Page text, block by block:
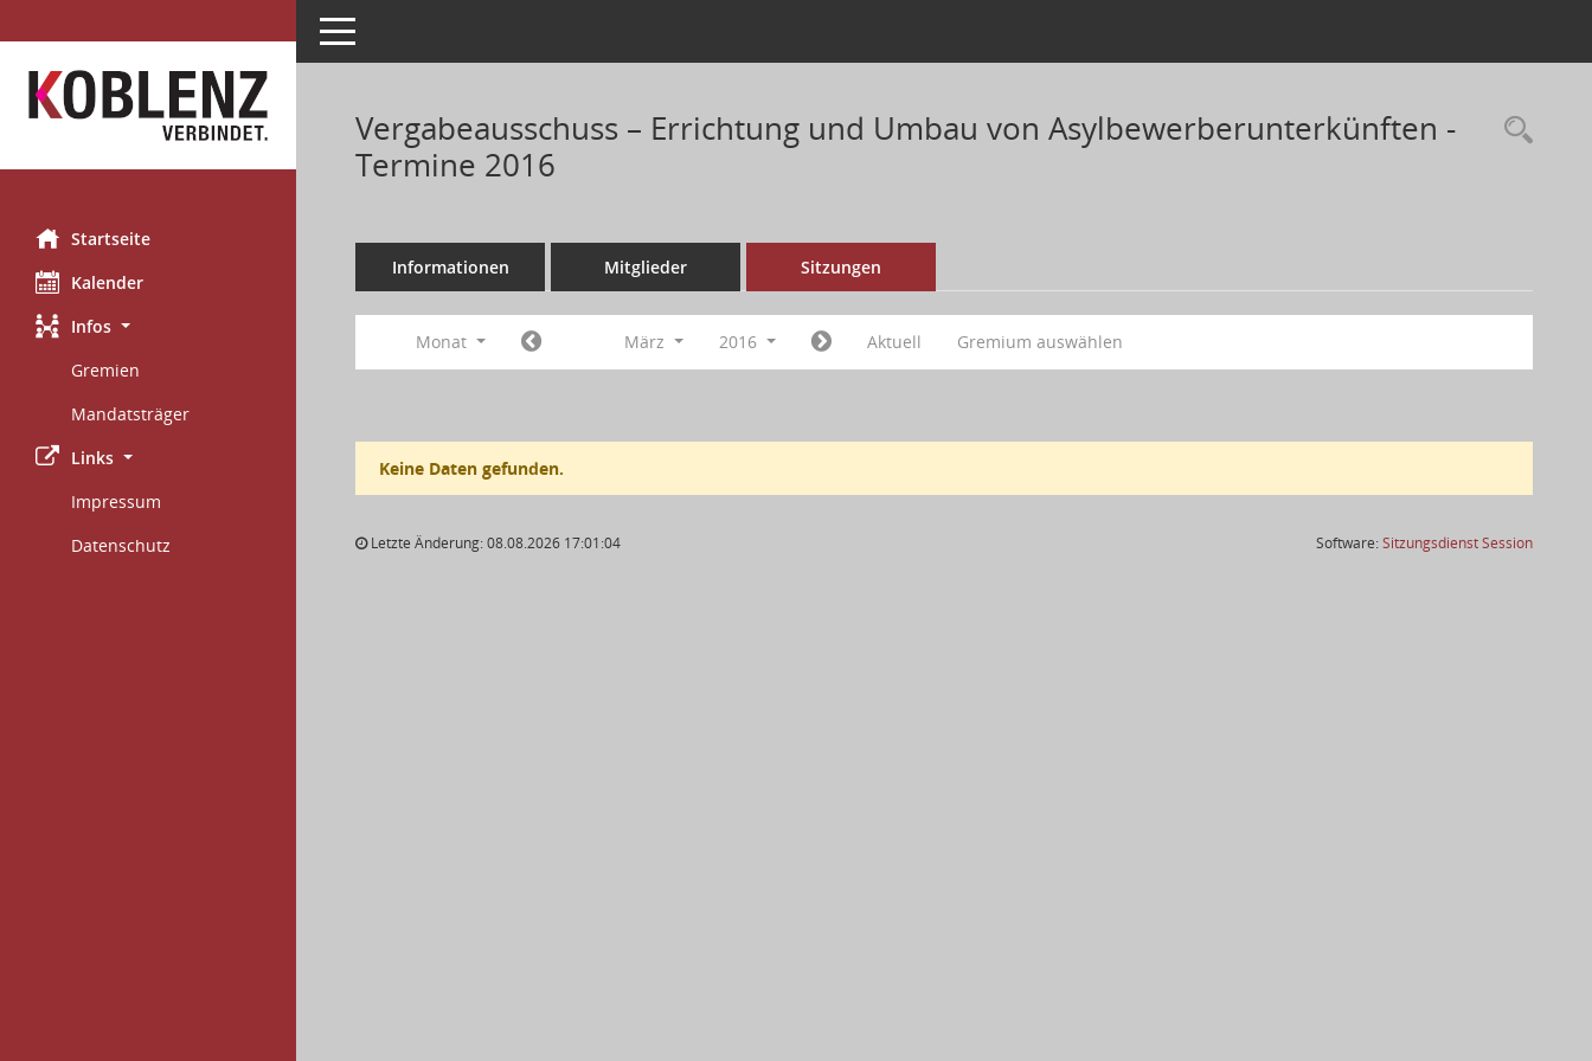
Startseite
Kalender
Infos
Gremien
Mandatsträger
Links
Impressum
Datenschutz
Toggle navigation
Vergabeausschuss – Errichtung und Umbau von Asylbewerberunterkünften -
Termine 2016
Informationen Mitglieder Sitzungen
Monat März 2016 Aktuell Gremium auswählen
Keine Daten gefunden.
Letzte Änderung: 08.08.2026 17:01:04 Software:SitzungsdienstSession(Wird in